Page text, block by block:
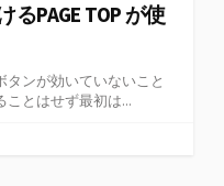
PAGE TOP が使
タンが効いていないこと
ことはせず最初は...